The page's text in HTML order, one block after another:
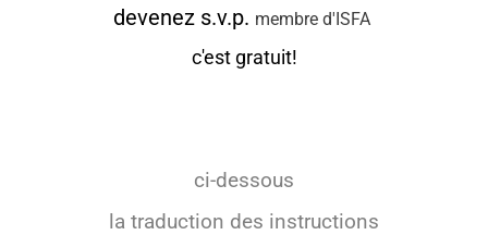
devenez s.v.p. membre d'ISFA
c'est gratuit!
ci-dessous
la traduction des instructions